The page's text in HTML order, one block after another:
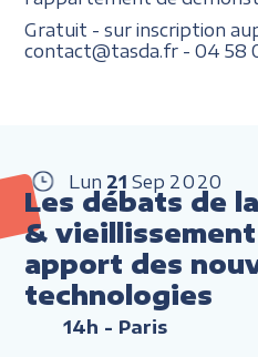
Gratuit - sur inscription
contact@tasda.fr - 04 58
Lun 21 Sep 2020
Les débats de
&
apport des
technologies
14h - Paris